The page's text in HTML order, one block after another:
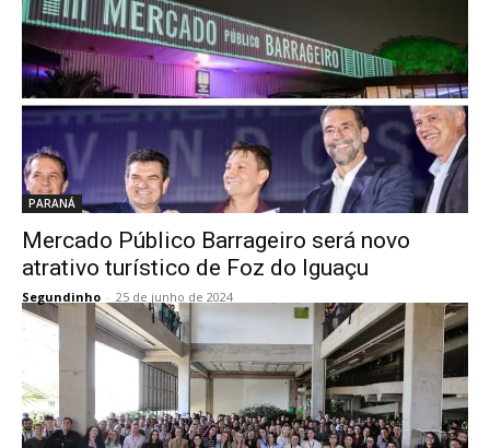
PARANÁ
Mercado Público Barrageiro será novo
atrativo turístico de Foz do Iguaçu
Segundinho - 25 de junho de 2024